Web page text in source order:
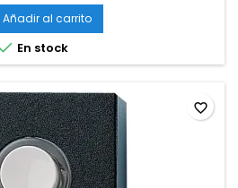
Añadir al carrito
 En stock
favorite_border